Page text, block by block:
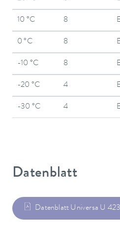
10 °C 8
0 °C 8
-10 °C 8
-20 °C 4
-30 °C 4
Datenblatt
Datenblatt Universa U